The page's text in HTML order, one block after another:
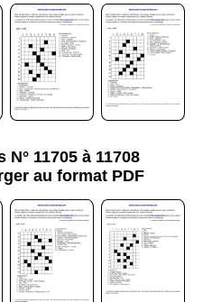
11705 à 11708
au format PDF